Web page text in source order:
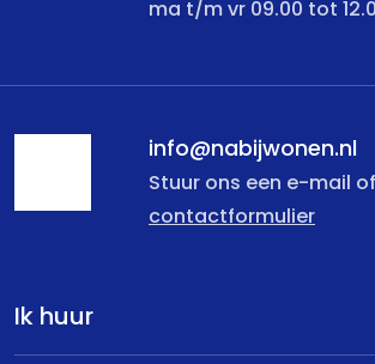
ma t/m vr 09.00 tot
info@nabijwonen.nl
Stuur ons een e-mail
contactformulier
Ik huur